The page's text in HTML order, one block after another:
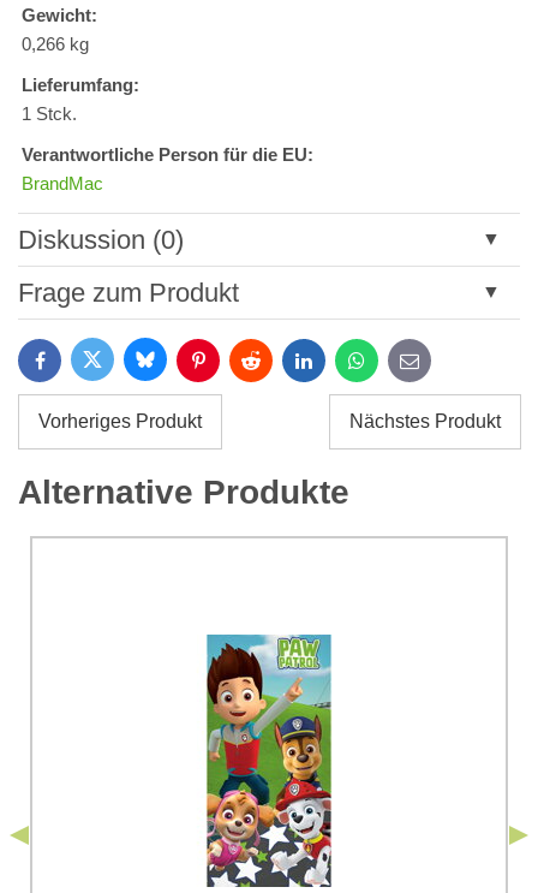
Gewicht:
0,266 kg
Lieferumfang:
1 Stck.
Verantwortliche Person für die EU:
BrandMac
Diskussion (0)
Neuer Kommentar
Titel:
Name:*
Ich stimme der Verarbeitung der im Formular angegebenen
personenbezogenen Daten zum Zwecke der Absendung
einverstanden. Ich habe dieDatenschutzbedingungen
Bomba s.r.o. zur Kenntnis genommen.
Frage zum Produkt
*
Ihre E-Mail:*
FacebookTwitter BlueskyPinterestReddit LinkedInWhatsApp
E-
mail
Vorheriges Produkt Nächstes Produkt
Alternative Produkte